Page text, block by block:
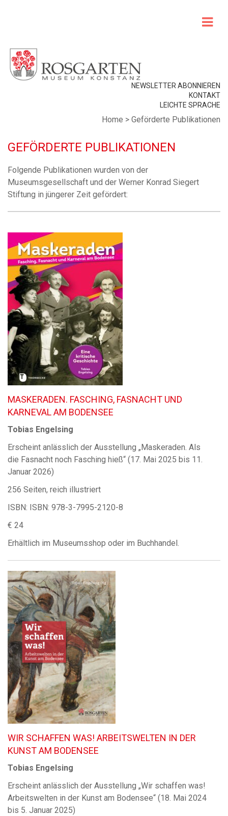
NEWSLETTER ABONNIEREN
KONTAKT
LEICHTE SPRACHE
Home > Geförderte Publikationen
GEFÖRDERTE PUBLIKATIONEN
Folgende Publikationen wurden von der
Museumsgesellschaft und der Werner Konrad Siegert
Stiftung in jüngerer Zeit gefördert:
MASKERADEN. FASCHING, FASNACHT UND
KARNEVAL AM BODENSEE
Tobias Engelsing
Erscheint anlässlich der Ausstellung „Maskeraden. Als
die Fasnacht noch Fasching hieß“ (17. Mai 2025 bis 11.
Januar 2026)
256 Seiten, reich illustriert
ISBN: ISBN: 978-3-7995-2120-8
€ 24
Erhältlich im Museumsshop oder im Buchhandel.
WIR SCHAFFEN WAS! ARBEITSWELTEN IN DER
KUNST AM BODENSEE
Tobias Engelsing
Erscheint anlässlich der Ausstellung „Wir schaffen was!
Arbeitswelten in der Kunst am Bodensee“ (18. Mai 2024
bis 5. Januar 2025)